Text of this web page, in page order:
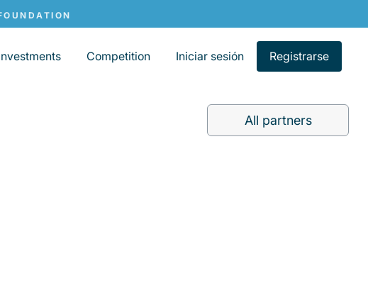
Competition Iniciar sesión Registrarse
All partners